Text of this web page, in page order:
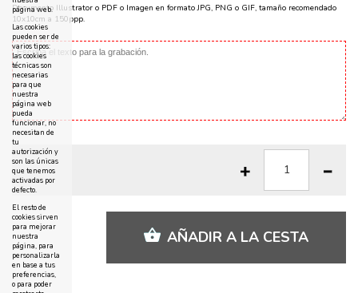
Documento Illustrator o PDF o Imagen en formato JPG, PNG o GIF, tamaño recomendado
10x10cm a 150ppp.
AÑADIR A LA CESTA
página web.
Las cookies
pueden ser de
varios tipos:
las cookies
técnicas son
necesarias
para que
nuestra
página web
pueda
funcionar, no
necesitan de
tu
autorización y
son las únicas
que tenemos
activadas por
defecto.
El resto de
cookies sirven
para mejorar
nuestra
página, para
personalizarla
en base a tus
preferencias,
o para poder